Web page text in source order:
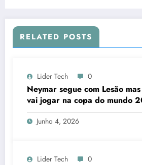
RELATED POSTS
Lider Tech 0
Neymar segue com Lesão
vai jogar na copa do mundo
Junho 4, 2026
Lider Tech 0